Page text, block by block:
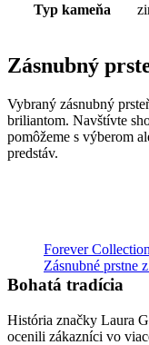
Forever Collection
Zásnubné prstne
Typ kameňa
Zásnubný
Vybraný zásnubný
briliantom. Navštívte
pomôžeme s výberom
predstáv.
Bohatá tradícia
História značky Laura
ocenili zákazníci vo